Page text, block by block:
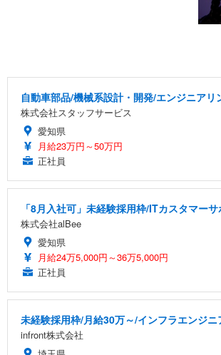
自動車部品/機械系設計・開発/エンジニア
株式会社スタッフサービス
愛知県
月給23万円～50万円
正社員
「8月入社可」未経験採用枠/ITカスタマー
株式会社alBee
愛知県
月給24万5,000円～36万5,000円
正社員
未経験採用枠/月給30万～/インフラエンジ
infront株式会社